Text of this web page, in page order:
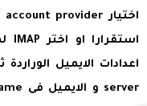
اعدادات الايميل